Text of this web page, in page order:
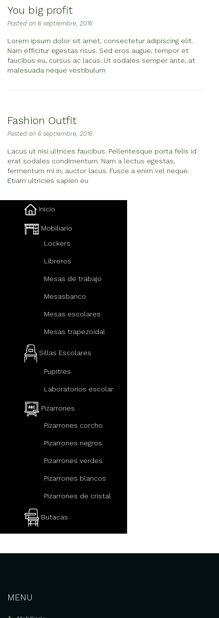
You big profit
Posted on 6 septiembre, 2016
Lorem ipsum dolor sit amet, consectetur adipiscing elit.
Nam efficitur egestas risus. Sed eros augue, tempor et
faucibus eu, cursus ac lacus. Ut sodales semper ante, at
malesuada neque vestibulum
Fashion Outfit
Posted on 6 septiembre, 2016
Lacus ut nisi ultrices faucibus. Pellentesque porta felis id
erat sodales condimentum. Nam a lectus egestas,
fermentum mi in, auctor lacus. Fusce a enim vel neque.
Etiam ultricies sapien eu
Inicio
Mobiliario
Lockers
Libreros
Mesas de trabajo
Mesasbanco
Mesas escolares
Mesas trapezoidal
Sillas Escolares
Pupitres
Laboratorios escolar
Pizarrones
Pizarrones corcho
Pizarrones negros
Pizarrones verdes
Pizarrones blancos
Pizarrones de cristal
Butacas
Sillas escolares
MENU